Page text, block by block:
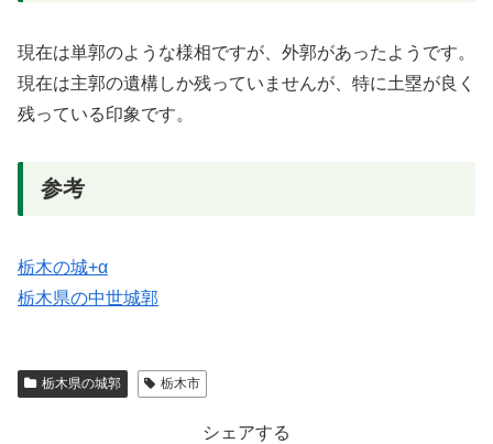
現在は単郭のような様相ですが、外郭があったようです。
現在は主郭の遺構しか残っていませんが、特に土塁が良く
残っている印象です。
参考
栃木の城+α
栃木県の中世城郭
栃木県の城郭 栃木市
シェアする